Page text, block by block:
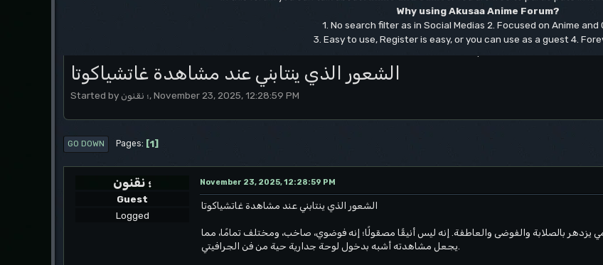
Why using Akusaa Anime Forum?
1. No search filter as in Social Medias 2. Focused on Anime and
3. Easy to use, Register is easy, or you can use as a guest 4.
.
الشعور الذي ينتابني عند مشاهدة غاتشياكوتا
Started by ؛ نقنون, November 23, 2025, 12:28:59 PM
GO DOWN Pages 1
؛ نقنون
Guest
Logged
November 23, 2025, 12:28:59 PM
الشعور الذي ينتابني عند مشاهدة غاتشياكوتا
يزدهر بالصلابة والفوضى والعاطفة. إنه ليس أنيقًا مصقولًا؛ إنه فوضوي، صاخب، ومختلف تمامًا، مما